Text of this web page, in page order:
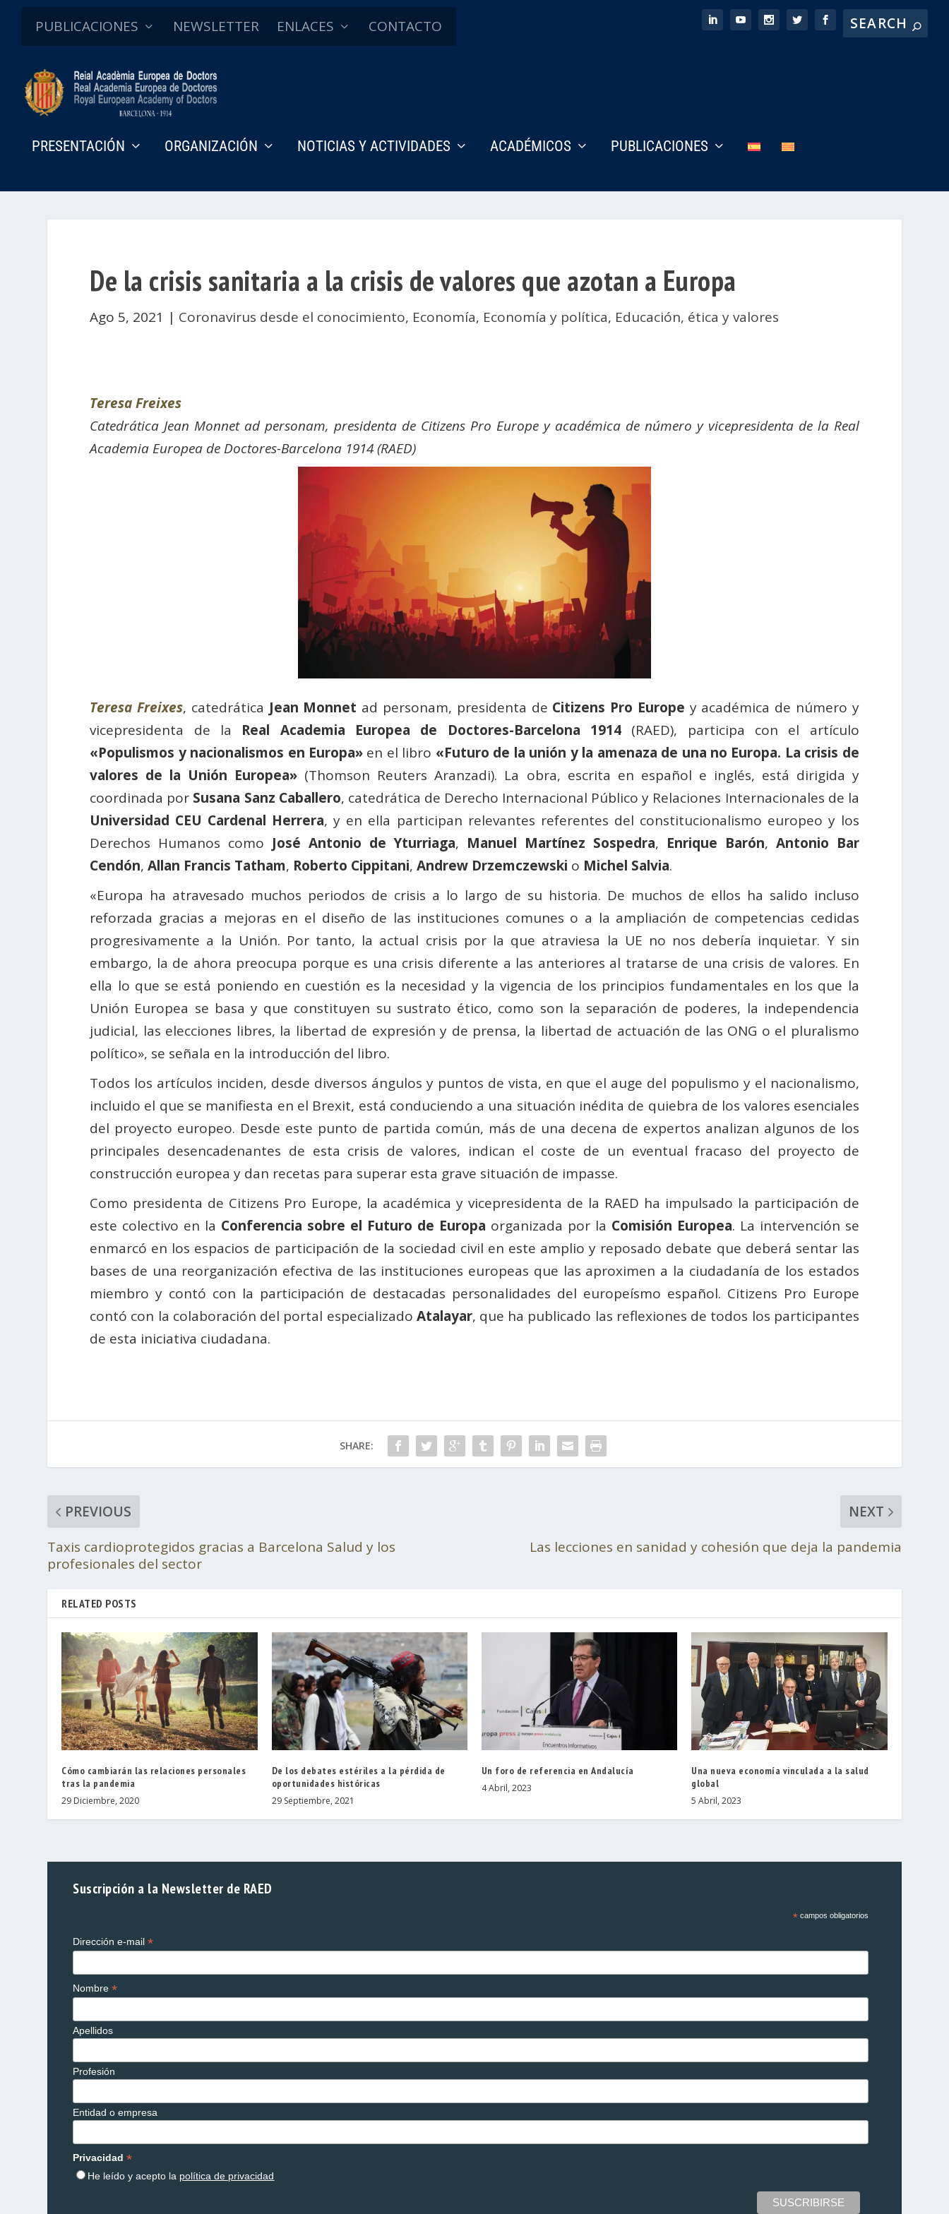
PUBLICACIONES NEWSLETTER ENLACES CONTACTO
PRESENTACIÓN ORGANIZACIÓN NOTICIAS Y ACTIVIDADES ACADÉMICOS PUBLICACIONES
De la crisis sanitaria a la crisis de valores que azotan a Europa
Ago 5, 2021 | Coronavirus desde el conocimiento, Economía, Economía y política, Educación, ética y valores
Teresa Freixes
Catedrática Jean Monnet ad personam, presidenta de Citizens Pro Europe y académica de número y vicepresidenta de la Real
Academia Europea de Doctores-Barcelona 1914 (RAED)
Teresa Freixes, catedrática Jean Monnet ad personam, presidenta de Citizens Pro Europe y académica de número y
vicepresidenta de la Real Academia Europea de Doctores-Barcelona 1914 (RAED), participa con el artículo
«Populismos y nacionalismos en Europa» en el libro «Futuro de la unión y la amenaza de una no Europa. La crisis de
valores de la Unión Europea» (Thomson Reuters Aranzadi). La obra, escrita en español e inglés, está dirigida y
coordinada por Susana Sanz Caballero, catedrática de Derecho Internacional Público y Relaciones Internacionales de la
Universidad CEU Cardenal Herrera, y en ella participan relevantes referentes del constitucionalismo europeo y los
Derechos Humanos como José Antonio de Yturriaga, Manuel Martínez Sospedra, Enrique Barón, Antonio Bar
Cendón,Allan Francis Tatham, Roberto Cippitani,Andrew Drzemczewski o Michel Salvia.
«Europa ha atravesado muchos periodos de crisis a lo largo de su historia. De muchos de ellos ha salido incluso
reforzada gracias a mejoras en el diseño de las instituciones comunes o a la ampliación de competencias cedidas
progresivamente a la Unión. Por tanto, la actual crisis por la que atraviesa la UE no nos debería inquietar. Y sin
embargo, la de ahora preocupa porque es una crisis diferente a las anteriores al tratarse de una crisis de valores. En
ella lo que se está poniendo en cuestión es la necesidad y la vigencia de los principios fundamentales en los que la
Unión Europea se basa y que constituyen su sustrato ético, como son la separación de poderes, la independencia
judicial, las elecciones libres, la libertad de expresión y de prensa, la libertad de actuación de las ONG o el pluralismo
político», se señala en la introducción del libro.
Todos los artículos inciden, desde diversos ángulos y puntos de vista, en que el auge del populismo y el nacionalismo,
incluido el que se manifiesta en el Brexit, está conduciendo a una situación inédita de quiebra de los valores esenciales
del proyecto europeo. Desde este punto de partida común, más de una decena de expertos analizan algunos de los
principales desencadenantes de esta crisis de valores, indican el coste de un eventual fracaso del proyecto de
construcción europea y dan recetas para superar esta grave situación de impasse.
Como presidenta de Citizens Pro Europe, la académica y vicepresidenta de la RAED ha impulsado la participación de
este colectivo en la Conferencia sobre el Futuro de Europa organizada por la Comisión Europea. La intervención se
enmarcó en los espacios de participación de la sociedad civil en este amplio y reposado debate que deberá sentar las
bases de una reorganización efectiva de las instituciones europeas que las aproximen a la ciudadanía de los estados
miembro y contó con la participación de destacadas personalidades del europeísmo español. Citizens Pro Europe
contó con la colaboración del portal especializado Atalayar, que ha publicado las reflexiones de todos los participantes
de esta iniciativa ciudadana.
SHARE:
PREVIOUS
Taxis cardioprotegidos gracias a Barcelona Salud y los
profesionales del sector
NEXT
Las lecciones en sanidad y cohesión que deja la pandemia
RELATED POSTS
Cómo cambiarán las relaciones personales
tras la pandemia
29 Diciembre, 2020
De los debates estériles a la pérdida de
oportunidades históricas
29 Septiembre, 2021
Un foro de referencia en Andalucía
4 Abril, 2023
Una nueva economía vinculada a la salud
global
5 Abril, 2023
Suscripción a la Newsletter de RAED
*campos obligatorios
Dirección e-mail*
Nombre*
Apellidos
Profesión
Entidad o empresa
Privacidad*
He leído y acepto la política de privacidad